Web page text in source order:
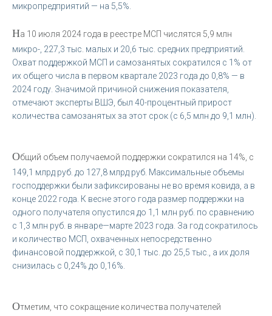
микропредприятий — на 5,5%.
На 10 июля 2024 года в реестре МСП числятся 5,9 млн
микро-, 227,3 тыс. малых и 20,6 тыс. средних предприятий.
Охват поддержкой МСП и самозанятых сократился с 1% от
их общего числа в первом квартале 2023 года до 0,8% — в
2024 году. Значимой причиной снижения показателя,
отмечают эксперты ВШЭ, был 40-процентный прирост
количества самозанятых за этот срок (с 6,5 млн до 9,1 млн).
Общий объем получаемой поддержки сократился на 14%, с
149,1 млрд руб. до 127,8 млрд руб. Максимальные объемы
господдержки были зафиксированы не во время ковида, а в
конце 2022 года. К весне этого года размер поддержки на
одного получателя опустился до 1,1 млн руб. по сравнению
с 1,3 млн руб. в январе—марте 2023 года. За год сократилось
и количество МСП, охваченных непосредственно
финансовой поддержкой, с 30,1 тыс. до 25,5 тыс., а их доля
снизилась с 0,24% до 0,16%.
Отметим, что сокращение количества получателей